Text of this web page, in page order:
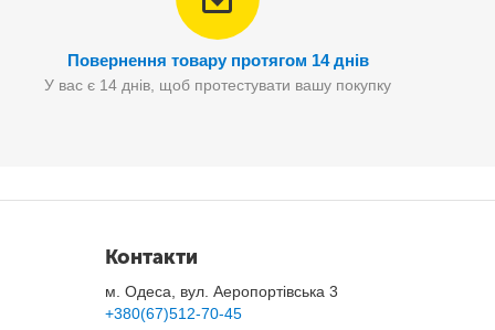
приплив життєвої енергії і сил.
Повернення товару протягом 14 днів
У вас є 14 днів, щоб протестувати вашу покупку
Контакти
м. Одеса, вул. Аеропортівська 3
+380(67)512-70-45